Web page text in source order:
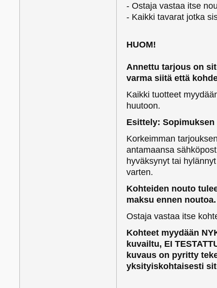
- Ostaja vastaa itse
- Kaikki tavarat jotka
HUOM!
Annettu tarjous on
varma siitä että
Kaikki tuotteet
huutoon.
Esittely: Sopimuksen
Korkeimman
antamaansa
hyväksynyt tai
varten.
Kohteiden nouto
maksu ennen noutoa.
Ostaja vastaa itse
Kohteet myydään
kuvailtu, EI
kuvaus on pyritty
yksityiskohtaisesti